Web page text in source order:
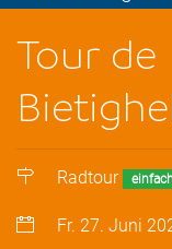
Tour de
Radtour
Fr. 27. Juni